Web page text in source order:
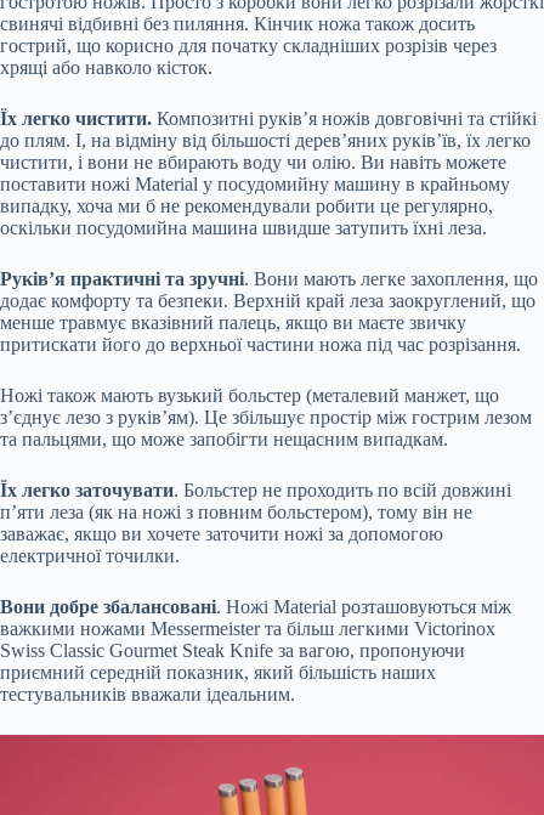
свинячі відбивні без пиляння. Кінчик ножа також досить
гострий, що корисно для початку складніших розрізів через
хрящі або навколо кісток.
Їх легко чистити. Композитні руків’я ножів довговічні та стійкі
до плям. І, на відміну від більшості дерев’яних руків’їв, їх легко
чистити, і вони не вбирають воду чи олію. Ви навіть можете
поставити ножі Material у посудомийну машину в крайньому
випадку, хоча ми б не рекомендували робити це регулярно,
оскільки посудомийна машина швидше затупить їхні леза.
Руків’я практичні та зручні. Вони мають легке захоплення, що
додає комфорту та безпеки. Верхній край леза заокруглений, що
менше травмує вказівний палець, якщо ви маєте звичку
притискати його до верхньої частини ножа під час розрізання.
Ножі також мають вузький больстер (металевий манжет, що
з’єднує лезо з руків’ям). Це збільшує простір між гострим лезом
та пальцями, що може запобігти нещасним випадкам.
Їх легко заточувати. Больстер не проходить по всій довжині
п’яти леза (як на ножі з повним больстером), тому він не
заважає, якщо ви хочете заточити ножі за допомогою
електричної точилки.
Вони добре збалансовані. Ножі Material розташовуються між
важкими ножами Messermeister та більш легкими Victorinox
Swiss Classic Gourmet Steak Knife за вагою, пропонуючи
приємний середній показник, який більшість наших
тестувальників вважали ідеальним.